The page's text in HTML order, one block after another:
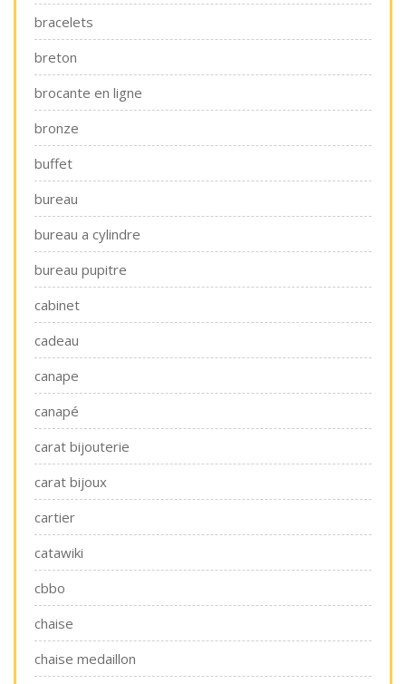
bracelets
breton
brocante en ligne
bronze
buffet
bureau
bureau a cylindre
bureau pupitre
cabinet
cadeau
canape
canapé
carat bijouterie
carat bijoux
cartier
catawiki
cbbo
chaise
chaise medaillon